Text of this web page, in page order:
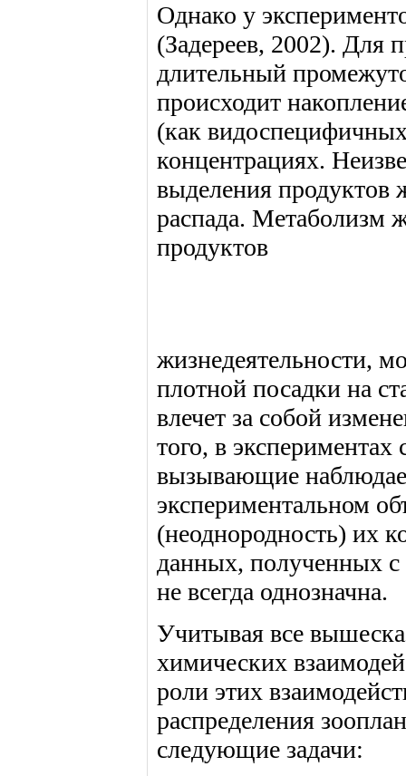
Однако у
(Задереев, 2002). Для
длительный
происходит
(как
концентрациях.
выделения продуктов
распада. Метаболизм
продуктов
жизнедеятельности,
плотной посадки на
влечет за собой
того, в
вызывающие
экспериментальном
(неоднородность) их
данных, полученных
не всегда однозначна.
Учитывая все
химических
роли этих
распределения
следующие задачи: